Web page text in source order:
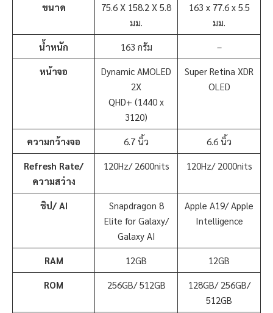
ขนาด
75.6 X 158.2 X 5.8
มม.
163 x 77.6 x 5.5
มม.
น้ำหนัก 163 กรัม –
หน้าจอ
Dynamic AMOLED
2X
QHD+ (1440 x
3120)
Super Retina XDR
OLED
ความกว้างจอ 6.7 นิ้ว 6.6 นิ้ว
Refresh Rate/
ความสว่าง
120Hz/ 2600nits 120Hz/ 2000nits
ชิป/AI
Snapdragon 8
Elite for Galaxy/
Galaxy AI
Apple A19/ Apple
Intelligence
RAM 12GB 12GB
ROM 256GB/ 512GB
128GB/ 256GB/
512GB